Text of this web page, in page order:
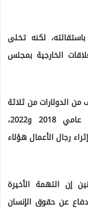
لكنه تخلى
الخارجية بمجلس
الدولارات من ثلاثة
من سكان ولايته نيوجيرسي بين عامي 2018 و2022،
رجال الأعمال هؤلاء
إن التهمة الأخيرة
عن حقوق الإنسان